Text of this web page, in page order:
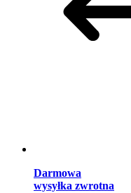
Darmowa
wysyłka zwrotna